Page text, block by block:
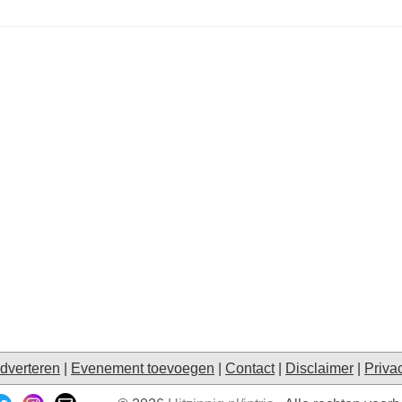
Evenement toevoegen Contact| Disclaimer